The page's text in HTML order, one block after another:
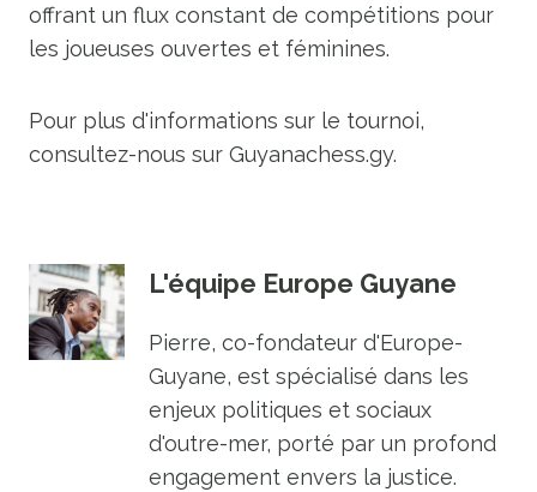
offrant un flux constant de compétitions pour
les joueuses ouvertes et féminines.
Pour plus d'informations sur le tournoi,
consultez-nous sur Guyanachess.gy.
L'équipe Europe Guyane
Pierre, co-fondateur d'Europe-
Guyane, est spécialisé dans les
enjeux politiques et sociaux
d'outre-mer, porté par un profond
engagement envers la justice.